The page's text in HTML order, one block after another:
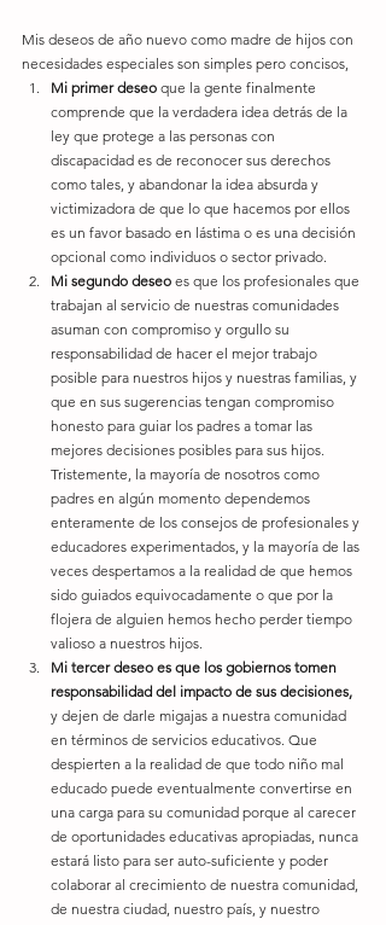
Mis deseos de año nuevo como madre de hijos con
necesidades especiales son simples pero concisos,
Mi primer deseo que la gente finalmente
comprende que la verdadera idea detrás de la
ley que protege a las personas con
discapacidad es de reconocer sus derechos
como tales, y abandonar la idea absurda y
victimizadora de que lo que hacemos por ellos
es un favor basado en lástima o es una decisión
opcional como individuos o sector privado.
Mi segundo deseo es que los profesionales que
trabajan al servicio de nuestras comunidades
asuman con compromiso y orgullo su
responsabilidad de hacer el mejor trabajo
posible para nuestros hijos y nuestras familias, y
que en sus sugerencias tengan compromiso
honesto para guiar los padres a tomar las
mejores decisiones posibles para sus hijos.
Tristemente, la mayoría de nosotros como
padres en algún momento dependemos
enteramente de los consejos de profesionales y
educadores experimentados, y la mayoría de las
veces despertamos a la realidad de que hemos
sido guiados equivocadamente o que por la
flojera de alguien hemos hecho perder tiempo
valioso a nuestros hijos.
Mi tercer deseo es que los gobiernos tomen
responsabilidad del impacto de sus decisiones,
y dejen de darle migajas a nuestra comunidad
en términos de servicios educativos. Que
despierten a la realidad de que todo niño mal
educado puede eventualmente convertirse en
una carga para su comunidad porque al carecer
de oportunidades educativas apropiadas, nunca
estará listo para ser auto-suficiente y poder
colaborar al crecimiento de nuestra comunidad,
de nuestra ciudad, nuestro país, y nuestro